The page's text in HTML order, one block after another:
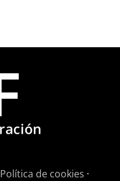
Política de cookies ·